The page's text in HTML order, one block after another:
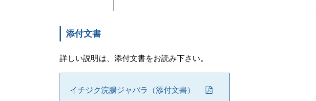
添付文書
詳しい説明は、添付文書をお読み下さい。
イチジク浣腸ジャバラ（添付文書）